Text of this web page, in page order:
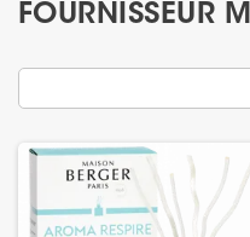
FOURNISSEUR